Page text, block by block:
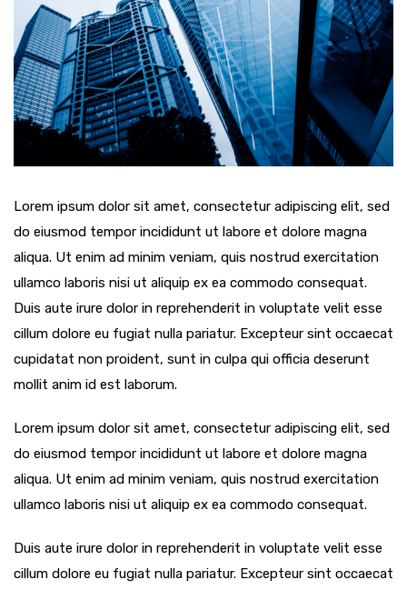
Lorem ipsum dolor sit amet, consectetur adipiscing elit, sed
do eiusmod tempor incididunt ut labore et dolore magna
aliqua. Ut enim ad minim veniam, quis nostrud exercitation
ullamco laboris nisi ut aliquip ex ea commodo consequat.
Duis aute irure dolor in reprehenderit in voluptate velit esse
cillum dolore eu fugiat nulla pariatur. Excepteur sint occaecat
cupidatat non proident, sunt in culpa qui officia deserunt
mollit anim id est laborum.
Lorem ipsum dolor sit amet, consectetur adipiscing elit, sed
do eiusmod tempor incididunt ut labore et dolore magna
aliqua. Ut enim ad minim veniam, quis nostrud exercitation
ullamco laboris nisi ut aliquip ex ea commodo consequat.
Duis aute irure dolor in reprehenderit in voluptate velit esse
cillum dolore eu fugiat nulla pariatur. Excepteur sint occaecat